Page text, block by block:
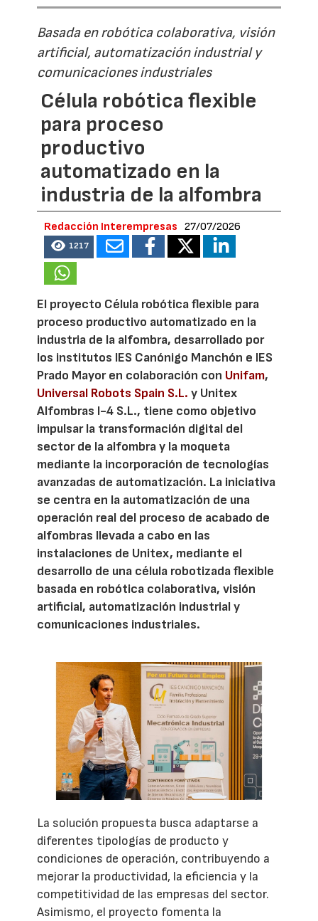
Basada en robótica colaborativa, visión
artificial, automatización industrial y
comunicaciones industriales
Célula robótica flexible
para proceso
productivo
automatizado en la
industria de la alfombra
Redacción Interempresas 27/07/2026
1217
El proyecto Célula robótica flexible para
proceso productivo automatizado en la
industria de la alfombra, desarrollado por
los institutos IES Canónigo Manchón e IES
Prado Mayor en colaboración con Unifam,
Universal Robots Spain S.L. y Unitex
Alfombras I-4 S.L., tiene como objetivo
impulsar la transformación digital del
sector de la alfombra y la moqueta
mediante la incorporación de tecnologías
avanzadas de automatización. La iniciativa
se centra en la automatización de una
operación real del proceso de acabado de
alfombras llevada a cabo en las
instalaciones de Unitex, mediante el
desarrollo de una célula robotizada flexible
basada en robótica colaborativa, visión
artificial, automatización industrial y
comunicaciones industriales.
La solución propuesta busca adaptarse a
diferentes tipologías de producto y
condiciones de operación, contribuyendo a
mejorar la productividad, la eficiencia y la
competitividad de las empresas del sector.
Asimismo, el proyecto fomenta la